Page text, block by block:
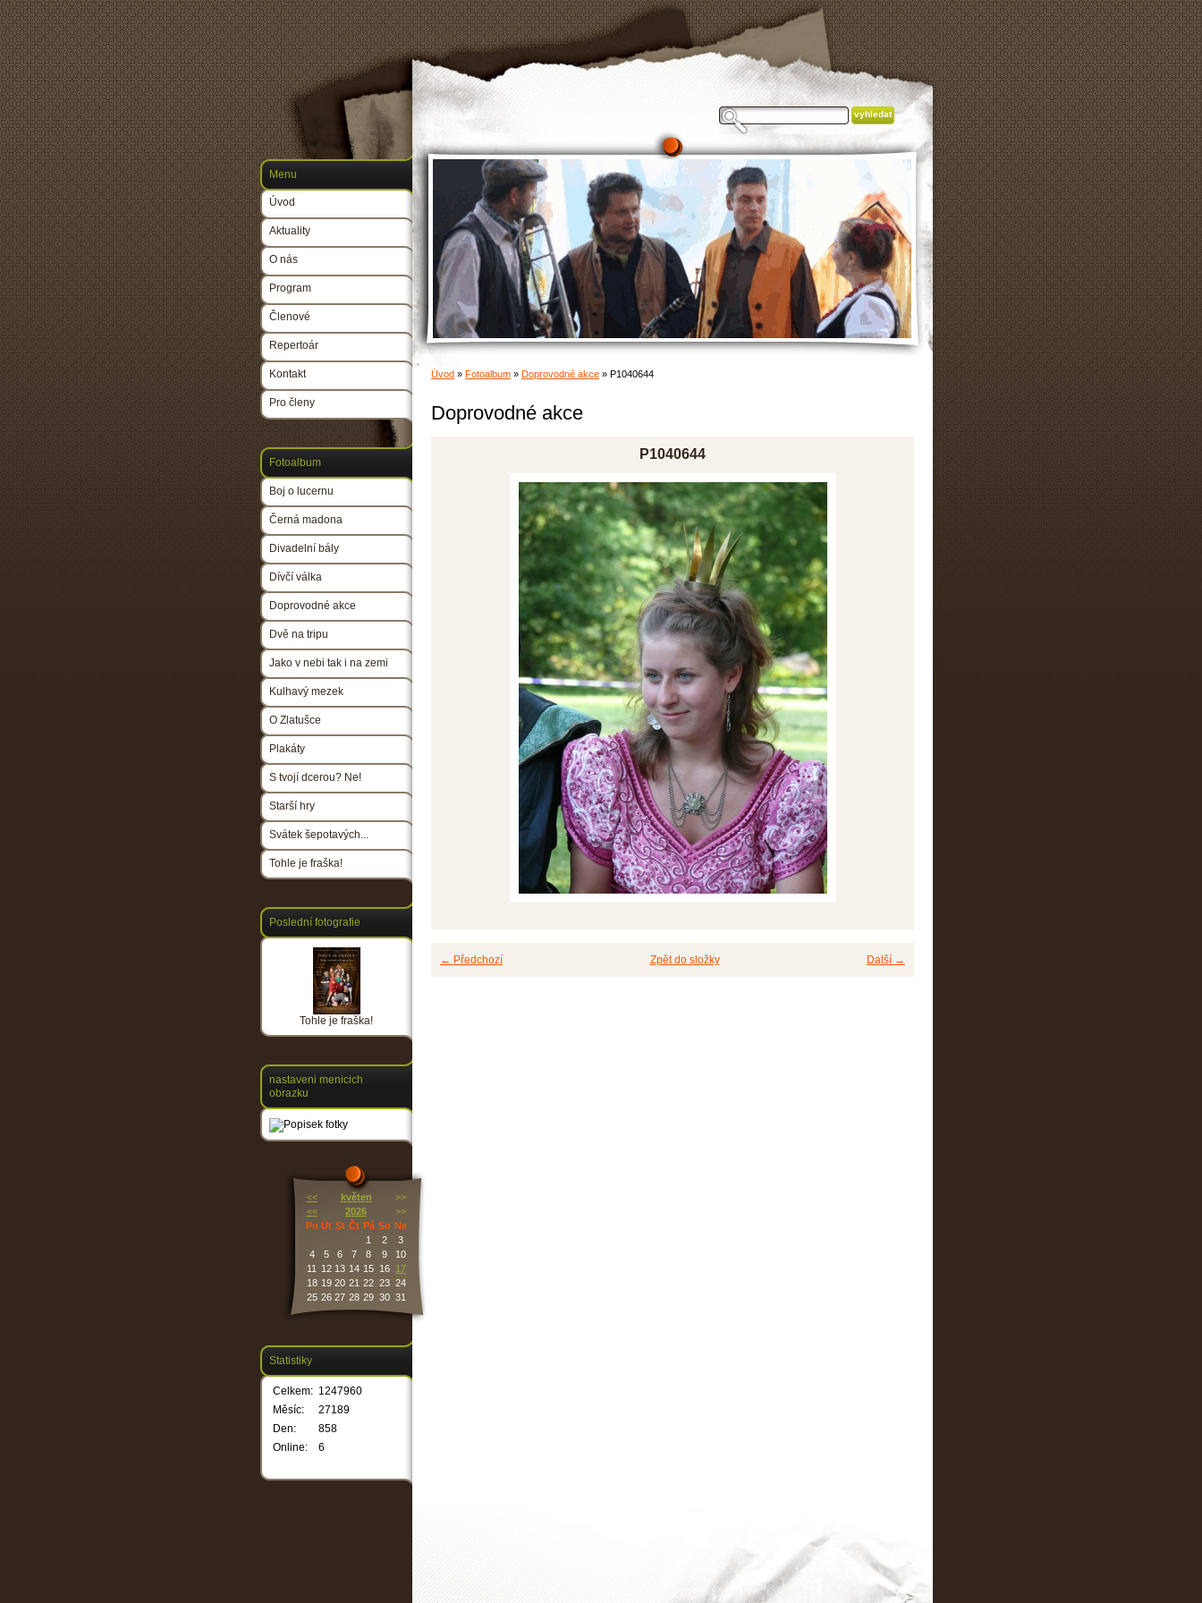
Úvod » Fotoalbum » Doprovodné akce » P1040644
Doprovodné akce
P1040644
← Předchozí Další →
Zpět do složky
Menu
Úvod
Aktuality
O nás
Program
Členové
Repertoár
Kontakt
Pro členy
Fotoalbum
Boj o lucernu
Černá madona
Divadelní bály
Dívčí válka
Doprovodné akce
Dvě na tripu
Jako v nebi tak i na zemi
Kulhavý mezek
O Zlatušce
Plakáty
S tvojí dcerou? Ne!
Starší hry
Svátek šepotavých...
Tohle je fraška!
Poslední fotografie
Tohle je fraška!
nastaveni menicich
obrazku
<< květen
>>
<<
2026
>>
Po Út St Čt Pá So Ne
1
2
3
4
5 6 7 8 9
10
11
12 13 14 15 16
17
18 19 20 21 22 23 24
25 26 27 28 29 30 31
Statistiky
Online: 6
Celkem: 1247960
Měsíc:
27189
Den:
858